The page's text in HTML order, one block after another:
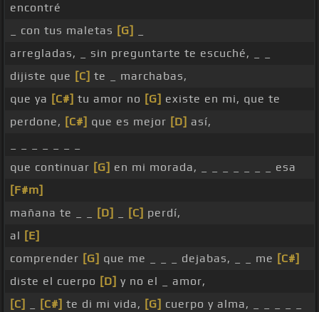
encontré
_ con tus maletas [G]
arregladas, _ sin preguntarte te escuché, _ _
dijiste que [C] te _ marchabas,
que ya [C#] tu amor no [G] existe en mi, que te
perdone, [C#] que es mejor [D] así,
que continuar [G] en mi morada, _ _ _ _ _ _ _ esa
[F#m]
mañana te _ _
[D] [C] perdí,
al [E]
comprender [G] que me _ _ _ dejabas, _ _ me [C#]
diste el cuerpo [D] y no el _ amor,
[C]
[C#] te di mi vida, [G] cuerpo y alma, _ _ _ _ _